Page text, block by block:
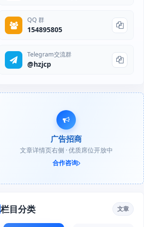
QQ 群
154895805
Telegram交流群
@hzjcp
广告招商
文章详情页右侧 · 优质席位开放中
合作咨询
栏目分类 文章